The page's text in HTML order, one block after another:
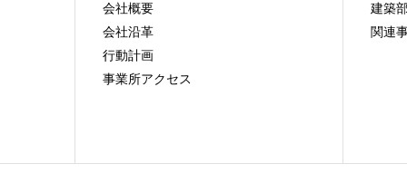
会社概要
会社沿革
行動計画
事業所アクセス
建築
関連